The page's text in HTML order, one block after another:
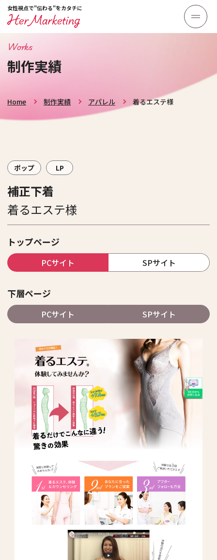
女性視点で"伝わる"をカタチに
Works
制作実績
Home 制作実績 アパレル 着るエステ様
ポップ LP
補正下着
着るエステ様
トップページ
PCサイト SPサイト
下層ページ
PCサイト SPサイト